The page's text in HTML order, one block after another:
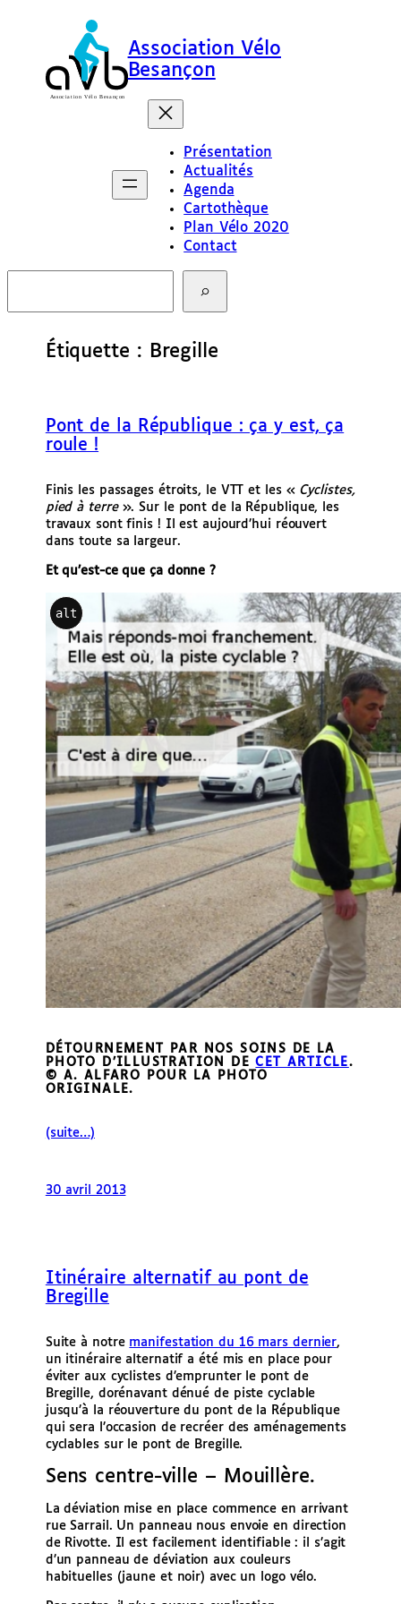
Association Vélo
Besançon
Présentation
Actualités
Agenda
Cartothèque
Plan Vélo 2020
Contact
c
Étiquette : Bregille
Pont de la République : ça y est, ça
roule !
Finis les passages étroits, le VTT et les « Cyclistes,
pied à terre». Sur le pont de la République, les
travaux sont finis ! Il est aujourd’hui réouvert
dans toute sa largeur.
Et qu’est-ce que ça donne ?
alt
DÉTOURNEMENT PAR NOS SOINS DE LA
PHOTO D’ILLUSTRATION DECET ARTICLE.
© A. ALFARO POUR LA PHOTO
ORIGINALE.
(suite…)
30 avril 2013
Itinéraire alternatif au pont de
Bregille
Suite à notre manifestation du 16 mars dernier,
un itinéraire alternatif a été mis en place pour
éviter aux cyclistes d’emprunter le pont de
Bregille, dorénavant dénué de piste cyclable
jusqu’à la réouverture du pont de la République
qui sera l’occasion de recréer des aménagements
cyclables sur le pont de Bregille.
Sens centre-ville – Mouillère.
La déviation mise en place commence en arrivant
rue Sarrail. Un panneau nous envoie en direction
de Rivotte. Il est facilement identifiable : il s’agit
d’un panneau de déviation aux couleurs
habituelles (jaune et noir) avec un logo vélo.